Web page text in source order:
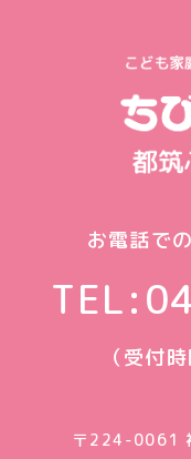
お電話で
TEL:
（受付
〒224-0061